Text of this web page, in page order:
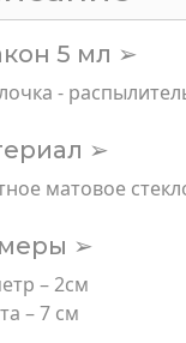
5 мл ➢
-
➢
матовое
➢
– 2см
– 7 см